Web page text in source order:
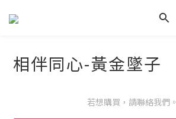
相伴同心-黃金墜子
若想購買，請聯絡我們。